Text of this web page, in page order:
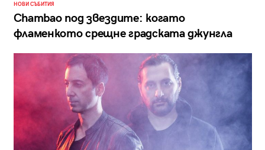
НОВИ СЪБИТИЯ
Chambao под звездите: когато
фламенкото срещне градската джунгла